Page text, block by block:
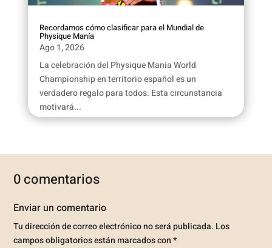
Recordamos cómo clasificar para el Mundial de
Physique Manía
Ago 1, 2026
La celebración del Physique Mania World
Championship en territorio español es un
verdadero regalo para todos. Esta circunstancia
motivará...
0 comentarios
Enviar un comentario
Tu dirección de correo electrónico no será publicada. Los
campos obligatorios están marcados con*